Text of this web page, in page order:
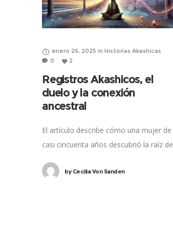
enero 26, 2025 in Historias Akashicas
0
2
Registros Akashicos, el
duelo y la conexión
ancestral
El artículo describe cómo una mujer de
casi cincuenta años descubrió la raíz de
una lectura de Registros Akáshicos.
byCecilia Von Sanden